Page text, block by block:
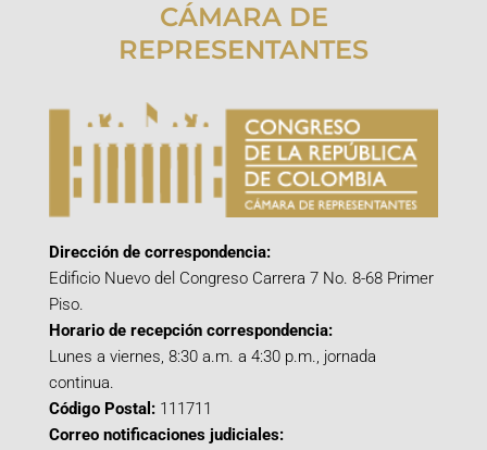
CÁMARA DE
REPRESENTANTES
Dirección de correspondencia:
Edificio Nuevo del Congreso Carrera 7 No. 8-68 Primer
Piso.
Horario de recepción correspondencia:
Lunes a viernes, 8:30 a.m. a 4:30 p.m., jornada
continua.
Código Postal: 111711
Correo notificaciones judiciales: